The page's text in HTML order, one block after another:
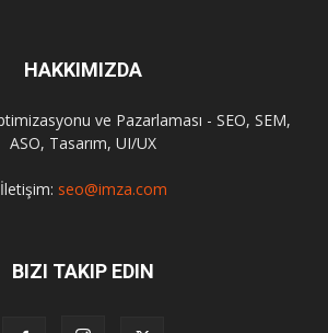
HAKKIMIZDA
ve Pazarlaması - SEO, SEM,
ASO, Tasarım, UI/UX
İletişim: seo@imza.com
BIZI TAKIP EDIN